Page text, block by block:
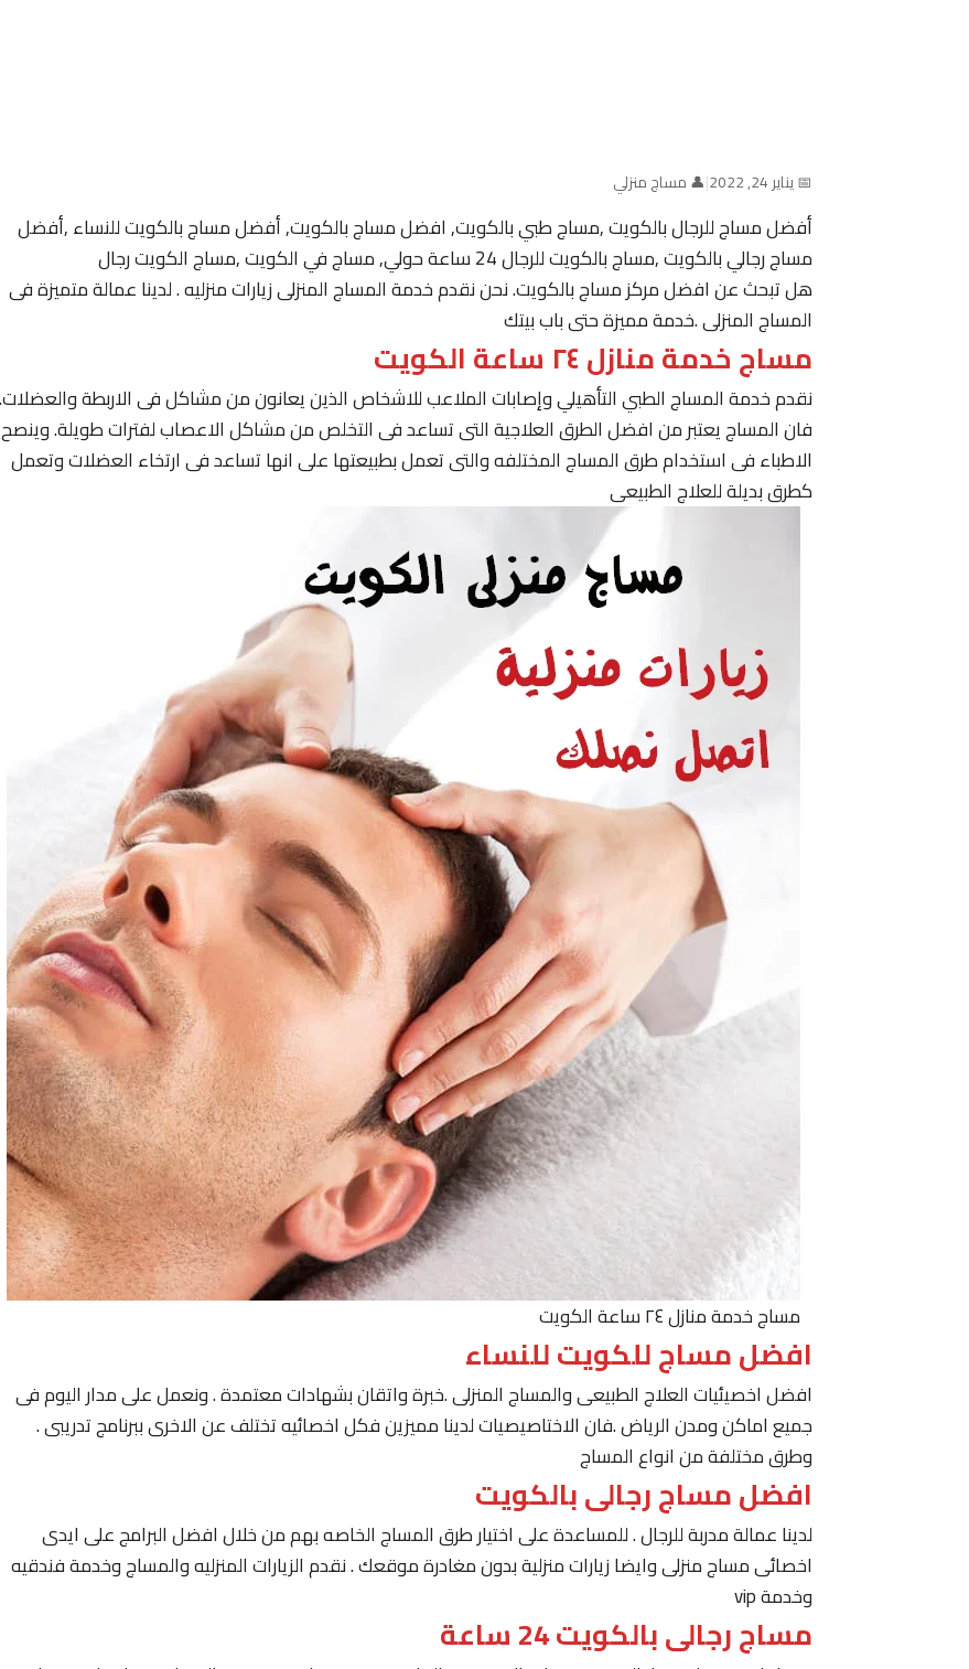
📅 يناير 24, 2022 |👤 مساج منزلي
أفضل مساج للرجال بالكويت ,مساج طبي بالكويت, افضل مساج بالكويت, أفضل مساج بالكويت للنساء ,أفضل
مساج رجالي بالكويت ,مساج بالكويت للرجال 24 ساعة حولي, مساج في الكويت ,مساج الكويت رجال
هل تبحث عن افضل مركز مساج بالكويت. نحن نقدم خدمة المساج المنزلى زيارات منزليه . لدينا عمالة متميزة فى
المساج المنزلى .خدمة مميزة حتى باب بيتك
مساج خدمة منازل ٢٤ ساعة الكويت
نقدم خدمة المساج الطبي التأهيلي وإصابات الملاعب للاشخاص الذين يعانون من مشاكل فى الاربطة والعضلات.
فان المساج يعتبر من افضل الطرق العلاجية التى تساعد فى التخلص من مشاكل الاعصاب لفترات طويلة. وينصح
الاطباء فى استخدام طرق المساج المختلفه والتى تعمل بطبيعتها على انها تساعد فى ارتخاء العضلات وتعمل
كطرق بديلة للعلاج الطبيعى
مساج خدمة منازل ٢٤ ساعة الكويت
افضل مساج للكويت للنساء
افضل اخصيئيات العلاج الطبيعى والمساج المنزلى .خبرة واتقان بشهادات معتمدة . ونعمل على مدار اليوم فى
جميع اماكن ومدن الرياض .فان الاختاصيصيات لدينا مميزين فكل اخصائيه تختلف عن الاخرى ببرنامج تدريبى .
وطرق مختلفة من انواع المساج
افضل مساج رجالى بالكويت
لدينا عمالة مدربة للرجال . للمساعدة على اختيار طرق المساج الخاصه بهم من خلال افضل البرامج على ايدى
اخصائى مساج منزلى وايضا زيارات منزلية بدون مغادرة موقعك . نقدم الزيارات المنزليه والمساج وخدمة فندقيه
وخدمة vip
مساج رجالى بالكويت 24 ساعة